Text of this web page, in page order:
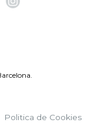
Politica de Cookies